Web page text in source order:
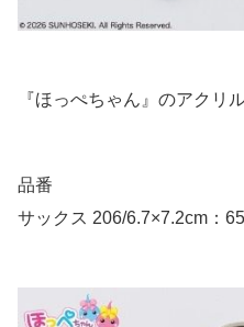
『ほっぺちゃん』のアクリ
品番
サックス 206/6.7×7.2cm：